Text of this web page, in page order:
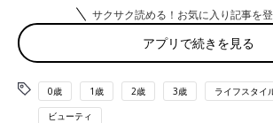
サクサク読める！お気に入り記事を
アプリで続きを見る
0歳 1歳 2歳 3歳 ライフスタイ
ビューティ